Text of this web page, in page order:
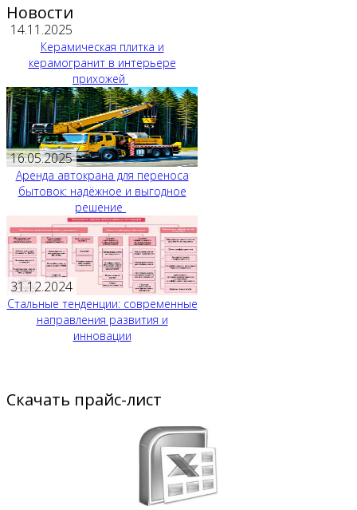
Новости
14.11.2025
Керамическая плитка и
керамогранит в интерьере
прихожей
16.05.2025
Аренда автокрана для переноса
бытовок: надёжное и выгодное
решение
31.12.2024
Стальные тенденции: современные
направления развития и
инновации
Скачать прайс-лист